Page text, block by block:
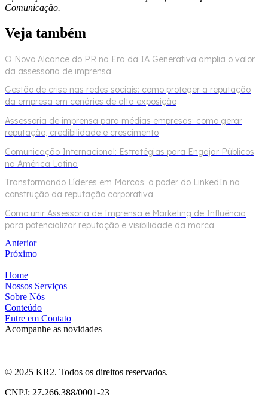
Comunicação.
Veja também
O Novo Alcance do PR na Era da IA Generativa amplia o valor
da assessoria de imprensa
Gestão de crise nas redes sociais: como proteger a reputação
da empresa em cenários de alta exposição
Assessoria de imprensa para médias empresas: como gerar
reputação, credibilidade e crescimento
Comunicação Internacional: Estratégias para Engajar Públicos
na América Latina
Transformando Líderes em Marcas: o poder do LinkedIn na
construção da reputação corporativa
Como unir Assessoria de Imprensa e Marketing de Influência
para potencializar reputação e visibilidade da marca
Anterior
Próximo
Home
Nossos Serviços
Sobre Nós
Conteúdo
Entre em Contato
Acompanhe as novidades
© 2025 KR2. Todos os direitos reservados.
CNPJ: 27.266.388/0001-23